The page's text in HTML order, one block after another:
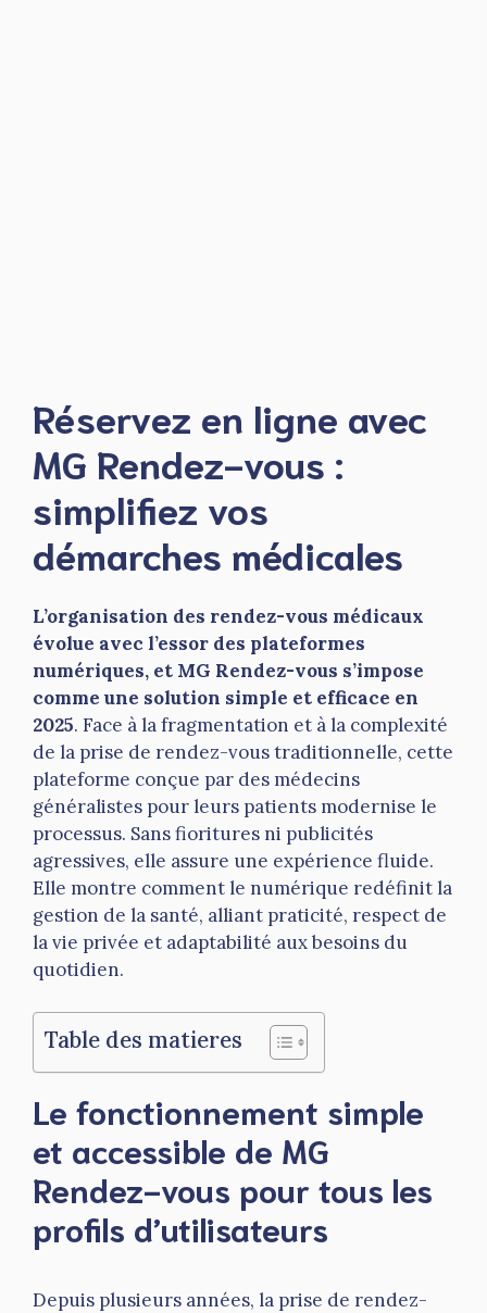
Réservez en ligne avec
MG Rendez-vous :
simplifiez vos
démarches médicales
L’organisation des rendez-vous médicaux
évolue avec l’essor des plateformes
numériques, et MG Rendez-vous s’impose
comme une solution simple et efficace en
2025. Face à la fragmentation et à la complexité
de la prise de rendez-vous traditionnelle, cette
plateforme conçue par des médecins
généralistes pour leurs patients modernise le
processus. Sans fioritures ni publicités
agressives, elle assure une expérience fluide.
Elle montre comment le numérique redéfinit la
gestion de la santé, alliant praticité, respect de
la vie privée et adaptabilité aux besoins du
quotidien.
Table des matieres
Le fonctionnement simple
et accessible de MG
Rendez-vous pour tous les
profils d’utilisateurs
Depuis plusieurs années, la prise de rendez-